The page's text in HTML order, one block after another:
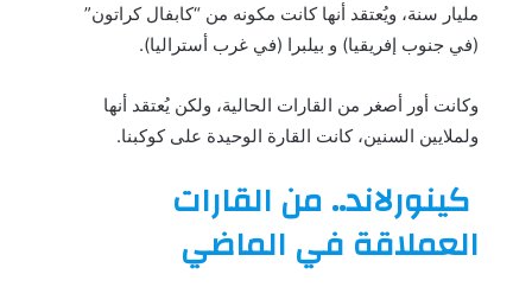
مليار سنة، ويُعتقد أنها كانت مكونه من “كابفال كراتون”
(في جنوب إفريقيا) و بيلبرا (في غرب أستراليا).
وكانت أور أصغر من القارات الحالية، ولكن يُعتقد أنها
ولملايين السنين، كانت القارة الوحيدة على كوكبنا.
كينورلاند.. من القارات
العملاقة في الماضي